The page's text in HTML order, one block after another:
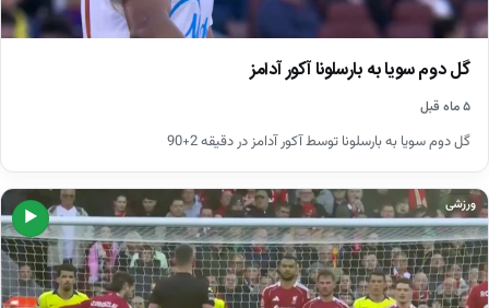
گل دوم سویا به بارسلونا آکور آدامز
۵ ماه قبل
گل دوم سویا به بارسلونا توسط آکور آدامز در دقیقه 2+90
▶
ورزشی